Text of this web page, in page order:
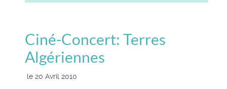
Ciné-Concert: Terres
Algériennes
le 20 Avril 2010